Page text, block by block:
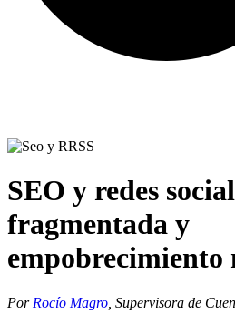
SEO y redes
fragmentada y
Por Rocío Magro , Supervisora de